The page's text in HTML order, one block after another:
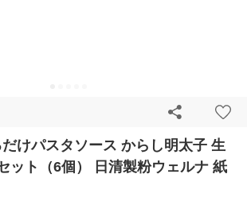
けパスタソース からし明太子 生
ット（6個） 日清製粉ウェルナ 紙